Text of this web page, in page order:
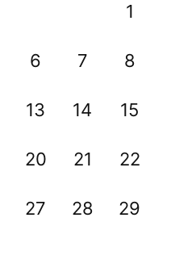
1
6 7 8
13 14 15
20 21 22
27 28 29